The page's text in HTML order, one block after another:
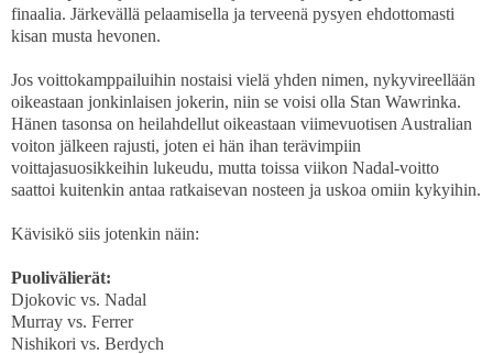
finaalia. Järkevällä pelaamisella ja terveenä pysyen ehdottomasti
kisan musta hevonen.
Jos voittokamppailuihin nostaisi vielä yhden nimen, nykyvireellään
oikeastaan jonkinlaisen jokerin, niin se voisi olla Stan Wawrinka.
Hänen tasonsa on heilahdellut oikeastaan viimevuotisen Australian
voiton jälkeen rajusti, joten ei hän ihan terävimpiin
voittajasuosikkeihin lukeudu, mutta toissa viikon Nadal-voitto
saattoi kuitenkin antaa ratkaisevan nosteen ja uskoa omiin kykyihin.
Kävisikö siis jotenkin näin:
Puolivälierät:
Djokovic vs. Nadal
Murray vs. Ferrer
Nishikori vs. Berdych